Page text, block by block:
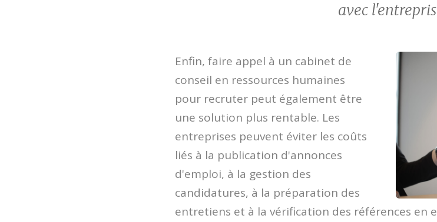
avec
Enfin, faire appel à un cabinet de
conseil en ressources humaines
pour recruter peut également être
une solution plus rentable. Les
entreprises peuvent éviter les coûts
liés à la publication d'annonces
d'emploi, à la gestion des
candidatures, à la préparation des
entretiens et à la vérification des références en